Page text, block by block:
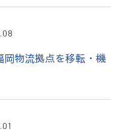
岡物流拠点を移転・機